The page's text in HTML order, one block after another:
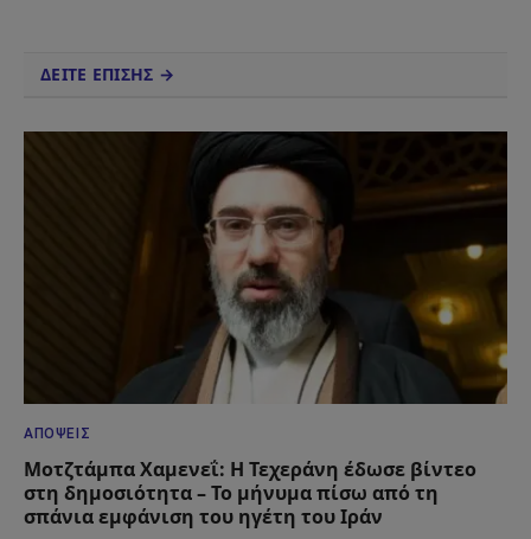
ΔΕΙΤΕ ΕΠΙΣΗΣ →
ΑΠΌΨΕΙΣ
Μοτζτάμπα Χαμενεΐ: Η Τεχεράνη έδωσε βίντεο
στη δημοσιότητα – Το μήνυμα πίσω από τη
σπάνια εμφάνιση του ηγέτη του Ιράν